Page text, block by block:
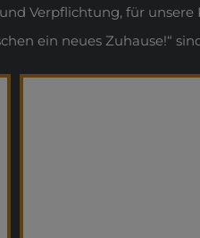
Verpflichtung, für
ein neues Zuhause!“